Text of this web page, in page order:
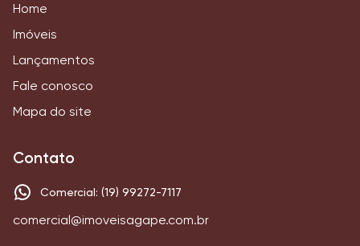
Home
Imóveis
Lançamentos
Fale conosco
Mapa do site
Contato
Comercial: (19) 99272-7117
comercial@imoveisagape.com.br